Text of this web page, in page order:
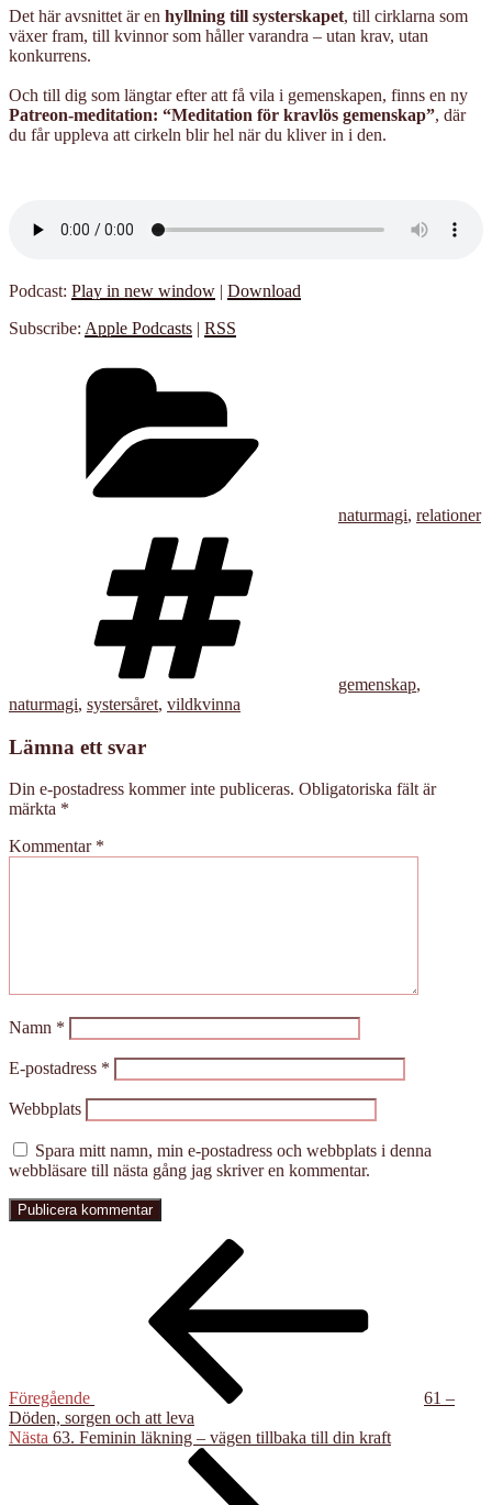
Det här avsnittet är en hyllning till systerskapet, till cirklarna som
växer fram, till kvinnor som håller varandra – utan krav, utan
konkurrens.
Och till dig som längtar efter att få vila i gemenskapen, finns en ny
Patreon-meditation: “Meditation för kravlös gemenskap”, där
du får uppleva att cirkeln blir hel när du kliver in i den.
Podcast: Play in new window | Download
Subscribe: Apple Podcasts | RSS
naturmagi, relationer
gemenskap,
naturmagi, systersåret, vildkvinna
Lämna ett svar
Din e-postadress kommer inte publiceras. Obligatoriska fält är
märkta *
Kommentar *
Namn *
E-postadress *
Webbplats
Spara mitt namn, min e-postadress och webbplats i denna
webbläsare till nästa gång jag skriver en kommentar.
Inläggsnavigering
Föregående
61 –
Döden, sorgen och att leva
Nästa
Nästa 63. Feminin läkning – vägen tillbaka till din kraft